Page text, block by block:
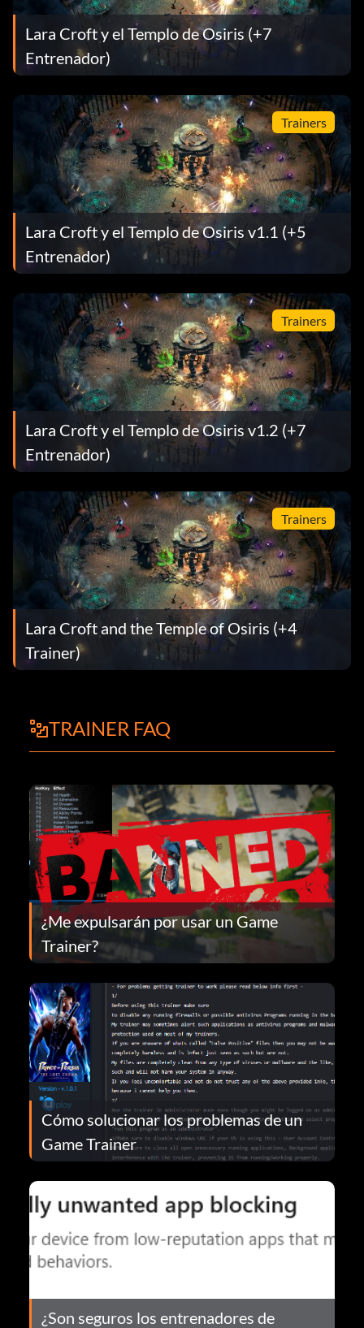
Lara Croft y el Templo de Osiris (+7
Entrenador)
Trainers
Lara Croft y el Templo de Osiris v1.1 (+5
Entrenador)
Trainers
Lara Croft y el Templo de Osiris v1.2 (+7
Entrenador)
Trainers
Lara Croft and the Temple of Osiris (+4
Trainer)
TRAINER FAQ
¿Me expulsarán por usar un Game
Trainer?
Cómo solucionar los problemas de un
Game Trainer
¿Son seguros los entrenadores de